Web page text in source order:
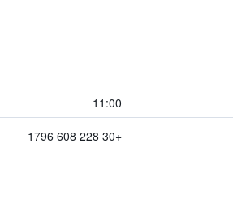
11:00
+30 228 608 1796